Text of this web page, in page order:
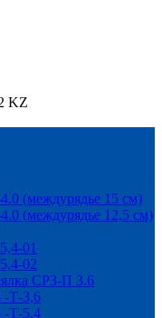
KZ
(междурядье 15 см)
(междурядье 12,5 см)
01
02
СРЗ-П 3.6
-Т-3,6
-Т-5,4